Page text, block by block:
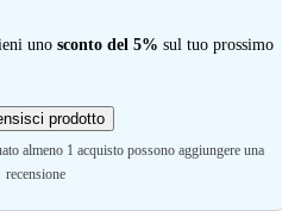
uno sconto del 5% sul tuo prossimo
prodotto
almeno 1 acquisto possono aggiungere una
recensione